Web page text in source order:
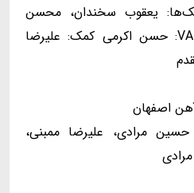
یعقوب سخندان، محسن
بابایی، ناصر جنگی داورVAR: حسن اکرمی کمک: علیرضا
اصفهان
مرادی، علیرضا ممبنی،